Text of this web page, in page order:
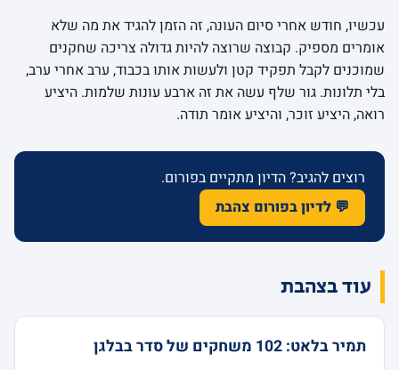
עכשיו, חודש אחרי סיום העונה, זה הזמן להגיד את מה שלא
אומרים מספיק. קבוצה שרוצה להיות גדולה צריכה שחקנים
שמוכנים לקבל תפקיד קטן ולעשות אותו בכבוד, ערב אחרי ערב,
בלי תלונות. גור שלף עשה את זה ארבע עונות שלמות. היציע
רואה, היציע זוכר, והיציע אומר תודה.
רוצים להגיב? הדיון מתקיים בפורום.
💬 לדיון בפורום צהבת
עוד בצהבת
תמיר בלאט: 102 משחקים של סדר בבלגן